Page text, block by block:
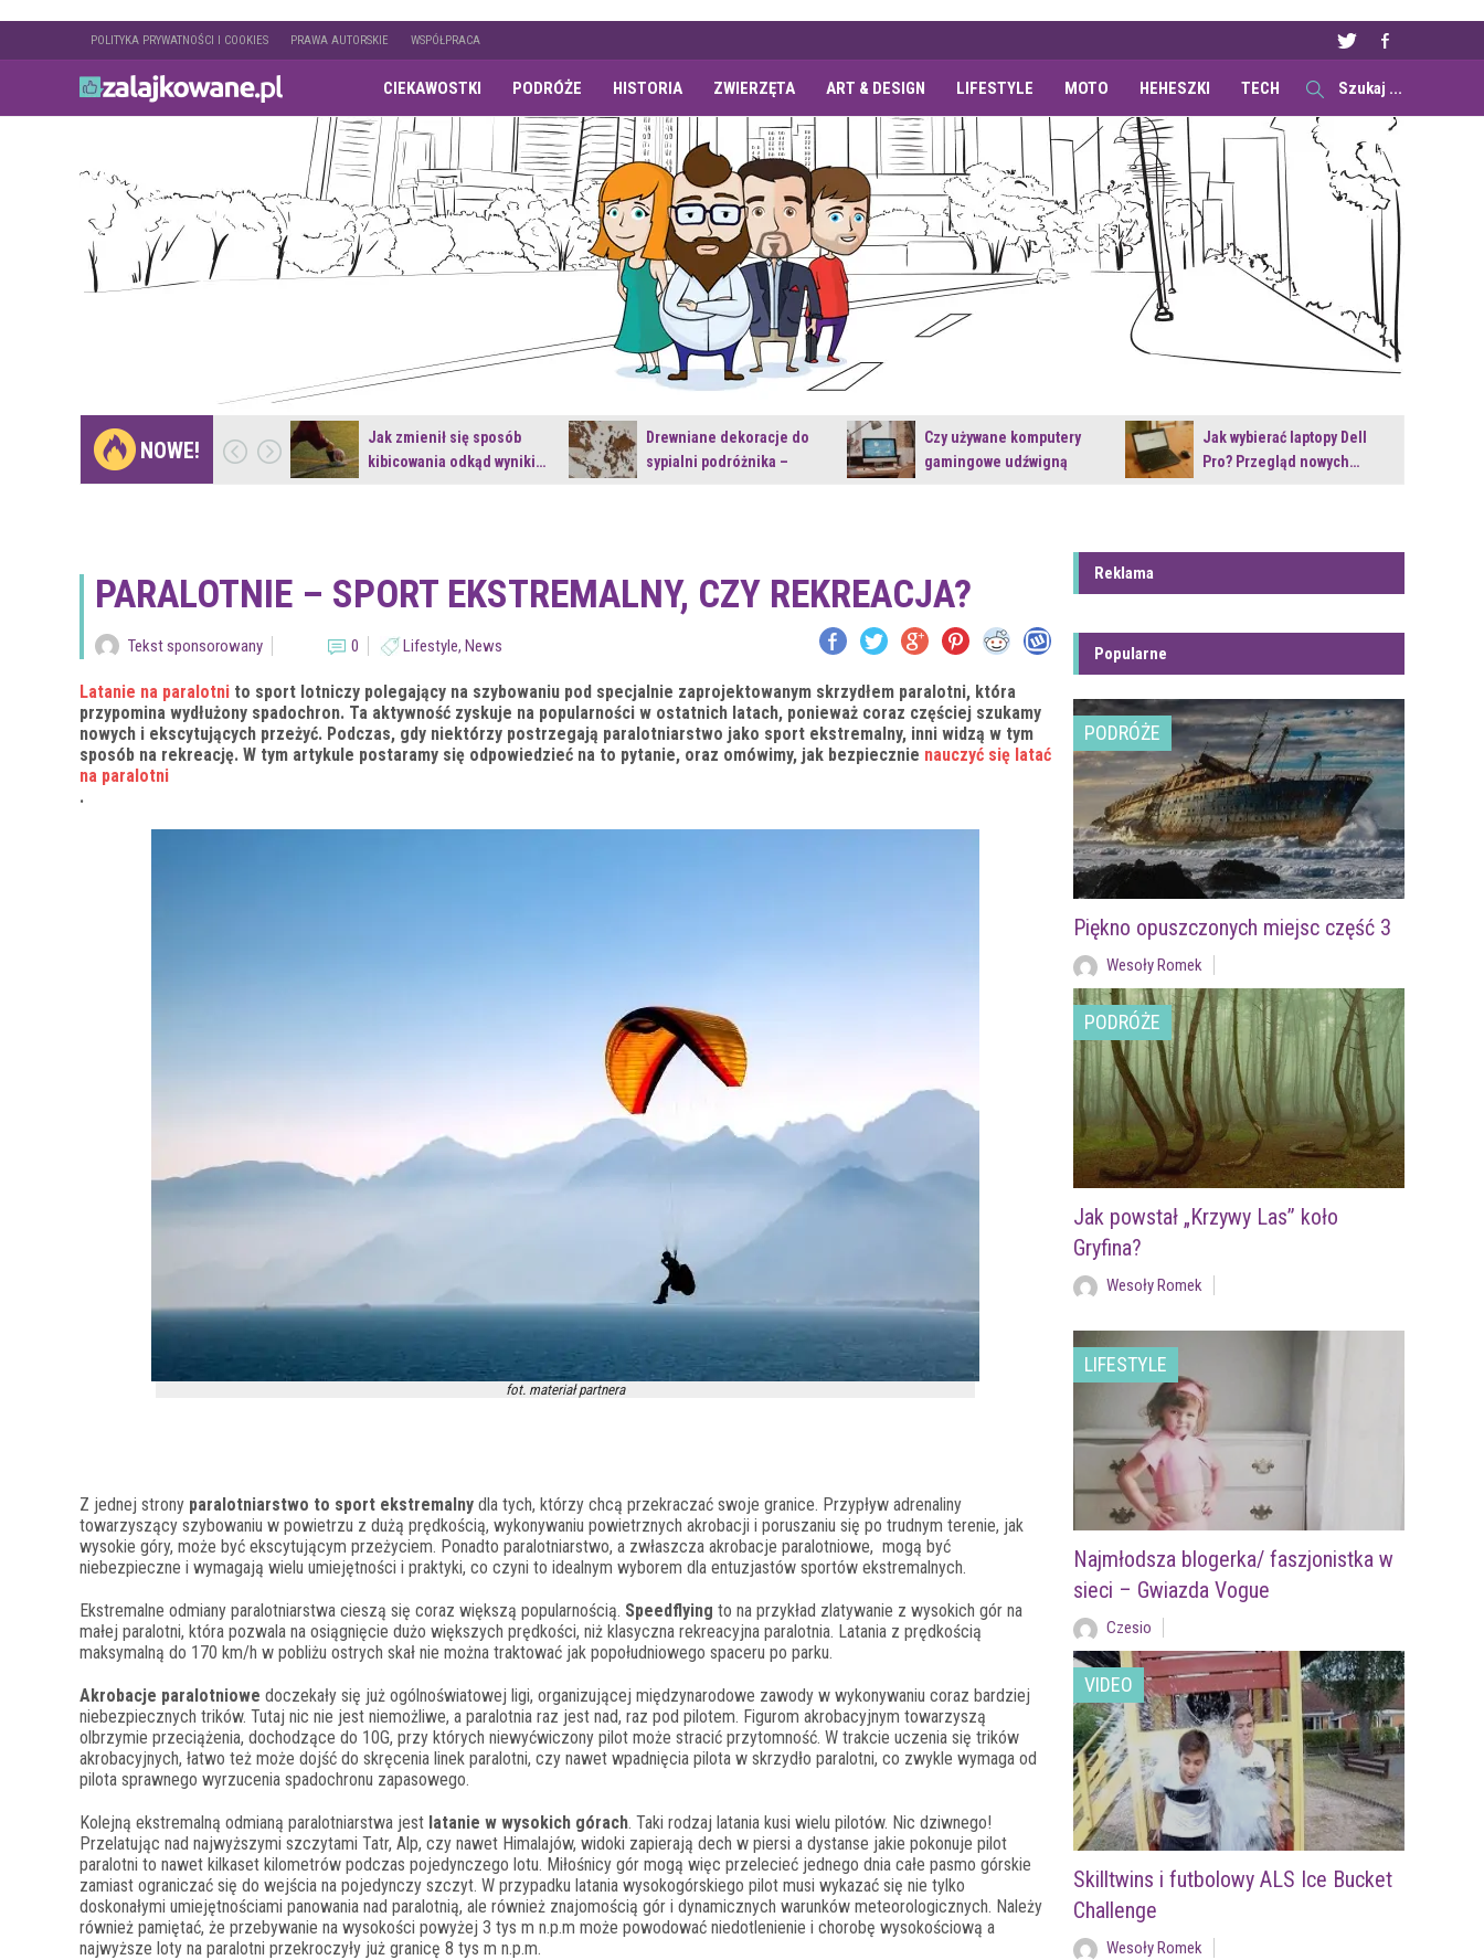
POLITYKA PRYWATNOŚCI I COOKIES PRAWA AUTORSKIE WSPÓŁPRACA
CIEKAWOSTKI PODRÓŻE HISTORIA ZWIERZĘTA ART & DESIGN LIFESTYLE MOTO HEHESZKI TECH
NOWE!
Gdzie pojechać na
weekend z naturą w…
Jak zmienił się sposób
kibicowania odkąd wyniki…
Drewniane dekoracje do
sypialni podróżnika –
Czy używane komputery
gamingowe udźwigną
Jak wybierać laptopy Dell
Pro? Przegląd nowych…
PARALOTNIE – SPORT EKSTREMALNY, CZY REKREACJA?
Tekst sponsorowany 0 Lifestyle, News
Latanie na paralotni to sport lotniczy polegający na szybowaniu pod specjalnie zaprojektowanym skrzydłem paralotni, która
przypomina wydłużony spadochron. Ta aktywność zyskuje na popularności w ostatnich latach, ponieważ coraz częściej szukamy
nowych i ekscytujących przeżyć. Podczas, gdy niektórzy postrzegają paralotniarstwo jako sport ekstremalny, inni widzą w tym
sposób na rekreację. W tym artykule postaramy się odpowiedzieć na to pytanie, oraz omówimy, jak bezpiecznie nauczyć się latać
na paralotni
.
fot. materiał partnera
Z jednej strony paralotniarstwo to sport ekstremalny dla tych, którzy chcą przekraczać swoje granice. Przypływ adrenaliny
towarzyszący szybowaniu w powietrzu z dużą prędkością, wykonywaniu powietrznych akrobacji i poruszaniu się po trudnym terenie, jak
wysokie góry, może być ekscytującym przeżyciem. Ponadto paralotniarstwo, a zwłaszcza akrobacje paralotniowe, mogą być
niebezpieczne i wymagają wielu umiejętności i praktyki, co czyni to idealnym wyborem dla entuzjastów sportów ekstremalnych.
Ekstremalne odmiany paralotniarstwa cieszą się coraz większą popularnością. Speedflying to na przykład zlatywanie z wysokich gór na
małej paralotni, która pozwala na osiągnięcie dużo większych prędkości, niż klasyczna rekreacyjna paralotnia. Latania z prędkością
maksymalną do 170 km/h w pobliżu ostrych skał nie można traktować jak popołudniowego spaceru po parku.
Akrobacje paralotniowe doczekały się już ogólnoświatowej ligi, organizującej międzynarodowe zawody w wykonywaniu coraz bardziej
niebezpiecznych trików. Tutaj nic nie jest niemożliwe, a paralotnia raz jest nad, raz pod pilotem. Figurom akrobacyjnym towarzyszą
olbrzymie przeciążenia, dochodzące do 10G, przy których niewyćwiczony pilot może stracić przytomność. W trakcie uczenia się trików
akrobacyjnych, łatwo też może dojść do skręcenia linek paralotni, czy nawet wpadnięcia pilota w skrzydło paralotni, co zwykle wymaga od
pilota sprawnego wyrzucenia spadochronu zapasowego.
Kolejną ekstremalną odmianą paralotniarstwa jest latanie w wysokich górach. Taki rodzaj latania kusi wielu pilotów. Nic dziwnego!
Przelatując nad najwyższymi szczytami Tatr, Alp, czy nawet Himalajów, widoki zapierają dech w piersi a dystanse jakie pokonuje pilot
paralotni to nawet kilkaset kilometrów podczas pojedynczego lotu. Miłośnicy gór mogą więc przelecieć jednego dnia całe pasmo górskie
zamiast ograniczać się do wejścia na pojedynczy szczyt. W przypadku latania wysokogórskiego pilot musi wykazać się nie tylko
doskonałymi umiejętnościami panowania nad paralotnią, ale również znajomością gór i dynamicznych warunków meteorologicznych. Należy
również pamiętać, że przebywanie na wysokości powyżej 3 tys m n.p.m może powodować niedotlenienie i chorobę wysokościową a
najwyższe loty na paralotni przekroczyły już granicę 8 tys m n.p.m.
Reklama
Popularne
PODRÓŻE
Piękno opuszczonych miejsc część 3
Wesoły Romek
PODRÓŻE
Jak powstał „Krzywy Las” koło
Gryfina?
Wesoły Romek
LIFESTYLE
Najmłodsza blogerka/ faszjonistka w
sieci – Gwiazda Vogue
Czesio
VIDEO
Skilltwins i futbolowy ALS Ice Bucket
Challenge
Wesoły Romek